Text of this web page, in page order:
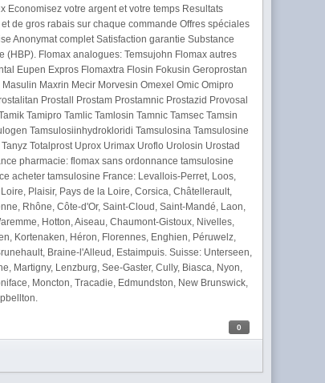
votre argent et votre temps Resultats
de gros rabais sur chaque commande Offres spéciales
Anonymat complet Satisfaction garantie Substance
Flomax analogues: Temsujohn Flomax autres
Eupen Expros Flomaxtra Flosin Fokusin Geroprostan
Maxrin Mecir Morvesin Omexel Omic Omipro
Prostall Prostam Prostamnic Prostazid Provosal
Tamipro Tamlic Tamlosin Tamnic Tamsec Tamsin
Tamsulosiinhydrokloridi Tamsulosina Tamsulosine
Totalprost Uprox Urimax Uroflo Urolosin Urostad
pharmacie: flomax sans ordonnance tamsulosine
acheter tamsulosine France: Levallois-Perret, Loos,
Plaisir, Pays de la Loire, Corsica, Châtellerault,
Rhône, Côte-d'Or, Saint-Cloud, Saint-Mandé, Laon,
Hotton, Aiseau, Chaumont-Gistoux, Nivelles,
Kortenaken, Héron, Florennes, Enghien, Péruwelz,
Braine-l'Alleud, Estaimpuis. Suisse: Unterseen,
Martigny, Lenzburg, See-Gaster, Cully, Biasca, Nyon,
Moncton, Tracadie, Edmundston, New Brunswick,
0